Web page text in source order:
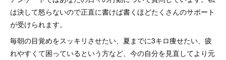
は決して怒らないので正直に書けば書くほどたくさんのサポート
が受けられます。
毎朝の目覚めをスッキリさせたい、夏までに3キロ痩せたい、疲
れやすくて困っているという方など、今の自分を見直してより元